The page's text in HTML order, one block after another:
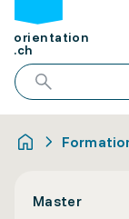
orientation
.ch
Master